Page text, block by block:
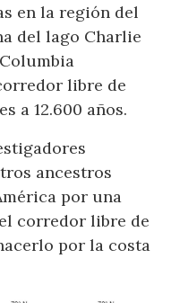
en la región del
del lago Charlie
libre de
a 12.600 años.
ancestros
por una
corredor libre de
por la costa